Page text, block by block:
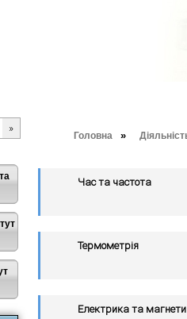
Головна »
Час та частота
Термометрія
Електрика та